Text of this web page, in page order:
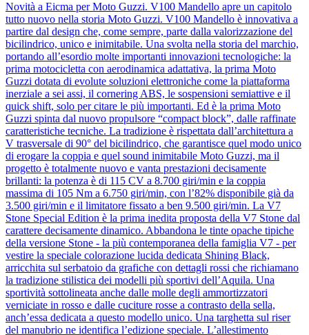
Novità a Eicma per Moto Guzzi. V100 Mandello apre un capitolo
tutto nuovo nella storia Moto Guzzi. V100 Mandello è innovativa a
partire dal design che, come sempre, parte dalla valorizzazione del
bicilindrico, unico e inimitabile. Una svolta nella storia del marchio,
portando all’esordio molte importanti innovazioni tecnologiche: la
prima motocicletta con aerodinamica adattativa, la prima Moto
Guzzi dotata di evolute soluzioni elettroniche come la piattaforma
inerziale a sei assi, il cornering ABS, le sospensioni semiattive e il
quick shift, solo per citare le più importanti. Ed è la prima Moto
Guzzi spinta dal nuovo propulsore “compact block”, dalle raffinate
caratteristiche tecniche. La tradizione è rispettata dall’architettura a
V trasversale di 90° del bicilindrico, che garantisce quel modo unico
di erogare la coppia e quel sound inimitabile Moto Guzzi, ma il
progetto è totalmente nuovo e vanta prestazioni decisamente
brillanti: la potenza è di 115 CV a 8.700 giri/min e la coppia
massima di 105 Nm a 6.750 giri/min, con l’82% disponibile già da
3.500 giri/min e il limitatore fissato a ben 9.500 giri/min. La V7
Stone Special Edition è la prima inedita proposta della V7 Stone dal
carattere decisamente dinamico. Abbandona le tinte opache tipiche
della versione Stone - la più contemporanea della famiglia V7 - per
vestire la speciale colorazione lucida dedicata Shining Black,
arricchita sul serbatoio da grafiche con dettagli rossi che richiamano
la tradizione stilistica dei modelli più sportivi dell’Aquila. Una
sportività sottolineata anche dalle molle degli ammortizzatori
verniciate in rosso e dalle cuciture rosse a contrasto della sella,
anch’essa dedicata a questo modello unico. Una targhetta sul riser
del manubrio ne identifica l’edizione speciale. L’allestimento